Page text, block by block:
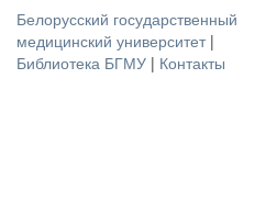
Белорусский государственный
медицинский университет |
Библиотека БГМУ | Контакты